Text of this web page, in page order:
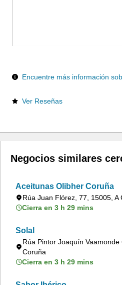
Encuentre más información
Ver Reseñas
Negocios similares
Aceitunas Olibher Coruña
Rúa Juan Flórez, 77, 15005, A
Cierra en 3 h 29 mins
Solal
Rúa Pintor Joaquín
Coruña
Cierra en 3 h 29 mins